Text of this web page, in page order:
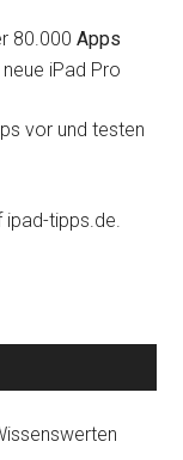
80.000Apps
iPad Pro
vor und testen
ipad-tipps.de.